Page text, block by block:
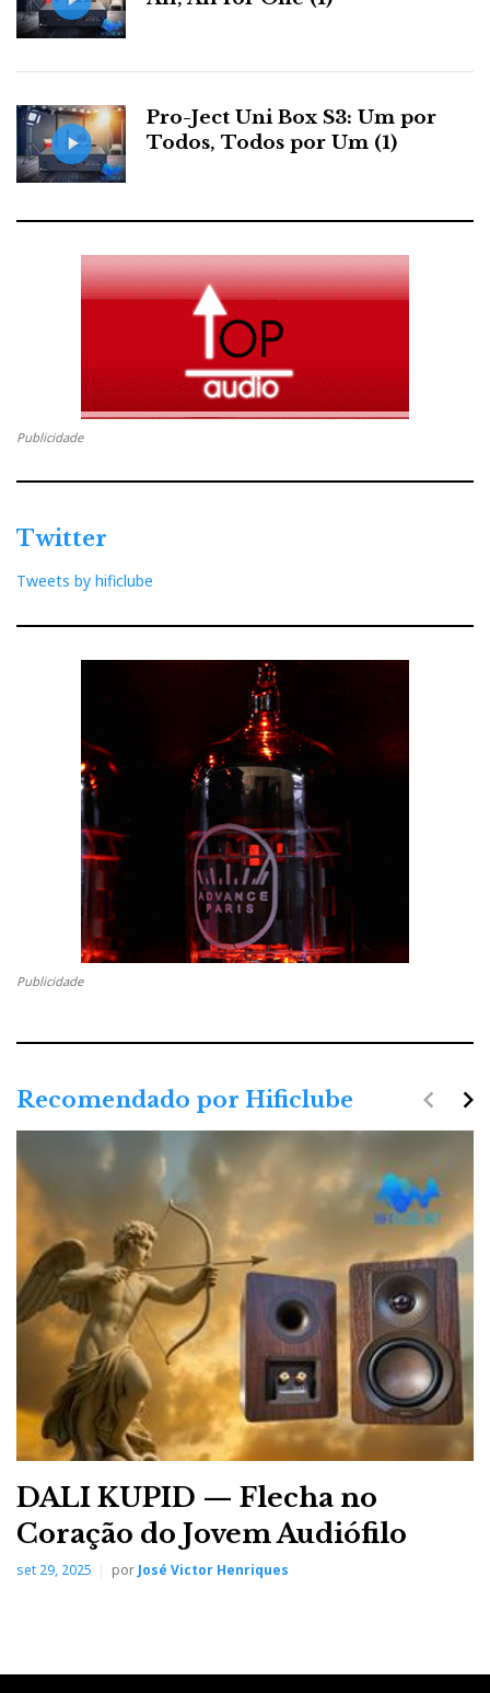
Pro-Ject Uni Box S3: Um por
Todos, Todos por Um (1)
Publicidade
Twitter
Tweets by hificlube
Publicidade
Recomendado por Hificlube
DALI KUPID — Flecha no
Coração do Jovem Audiófilo
set 29, 2025 por José Victor Henriques
navigate_next
navigate_before